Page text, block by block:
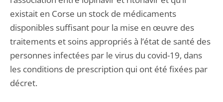
existait en Corse un stock de médicaments
disponibles suffisant pour la mise en œuvre des
traitements et soins appropriés à l’état de santé des
personnes infectées par le virus du covid-19, dans
les conditions de prescription qui ont été fixées par
décret.